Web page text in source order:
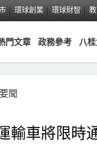
環球創業 環球財智
門文章 政務參考 八
聞
輸車將限時